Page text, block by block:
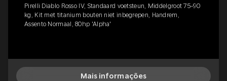
Pirelli Diablo Rosso IV, Standaard voetsteun, Middelgroot 75-90
kg, Kit met titanium bouten niet inbegrepen, Handrem,
Assento Normaal, 80hp 'Alpha'
Mais informações